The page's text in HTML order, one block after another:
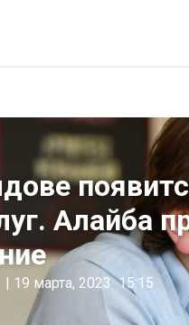
Алайба
| 19 марта, 2023 15:15